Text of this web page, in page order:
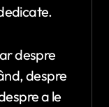
despre
despre
a le